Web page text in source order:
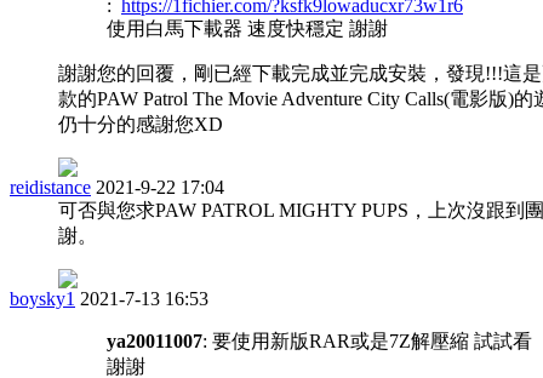
: https://1fichier.com/?ksfk9lowaducxr73w1r6
使用白馬下載器 速度快穩定 謝謝
謝謝您的回覆，剛已經下載完成並完成安裝，發現!!!這
款的PAW Patrol The Movie Adventure City Calls(電影版)的
仍十分的感謝您XD
reidistance 2021-9-22 17:04
可否與您求PAW PATROL MIGHTY PUPS，上次沒跟到
謝。
boysky1 2021-7-13 16:53
ya20011007: 要使用新版RAR或是7Z解壓縮 試試看
謝謝